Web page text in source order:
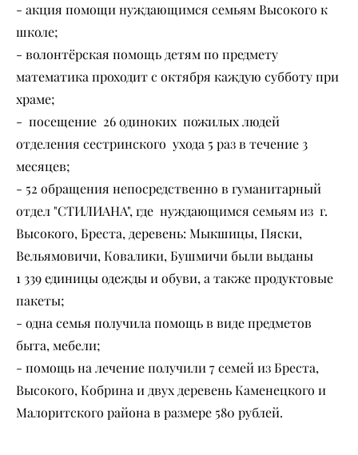
- акция помощи нуждающимся семьям Высокого к
школе;
- волонтёрская помощь детям по предмету
математика проходит с октября каждую субботу при
храме;
- посещение 26 одиноких пожилых людей
отделения сестринского ухода 5 раз в течение 3
месяцев;
- 52 обращения непосредственно в гуманитарный
отдел "СТИЛИАНА", где нуждающимся семьям из г.
Высокого, Бреста, деревень: Мыкшицы, Пяски,
Вельямовичи, Ковалики, Бушмичи были выданы
1 339 единицы одежды и обуви, а также продуктовые
пакеты;
- одна семья получила помощь в виде предметов
быта, мебели;
- помощь на лечение получили 7 семей из Бреста,
Высокого, Кобрина и двух деревень Каменецкого и
Малоритского района в размере 580 рублей.